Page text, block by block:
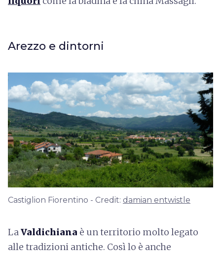
Arezzo e dintorni
Castiglion Fiorentino - Credit: damian entwistle
LaValdichiana è un territorio molto legato
alle tradizioni antiche. Così lo è anche